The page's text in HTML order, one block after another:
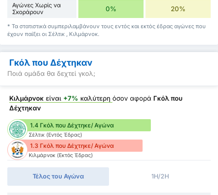
Αγώνες Χωρίς να
Σκοράρουν
0% 20%
* Τα στατιστικά συμπεριλαμβάνουν τους εντός και εκτός έδρας αγώνες που
έχουν παίξει οι Σέλτικ , Κιλμάρνοκ.
Γκόλ που Δέχτηκαν
Ποιά ομάδα θα δεχτεί γκολ;
Κιλμάρνοκ είναι +7% καλύτερη όσον αφορά Γκόλ που
Δέχτηκαν
1.4 Γκόλ που Δέχτηκε/ Αγώνα
Σέλτικ (Εντός Έδρας)
1.3 Γκόλ που Δέχτηκε/ Αγώνα
Κιλμάρνοκ (Εκτός Έδρας)
Τέλος του Αγώνα 1H/2H